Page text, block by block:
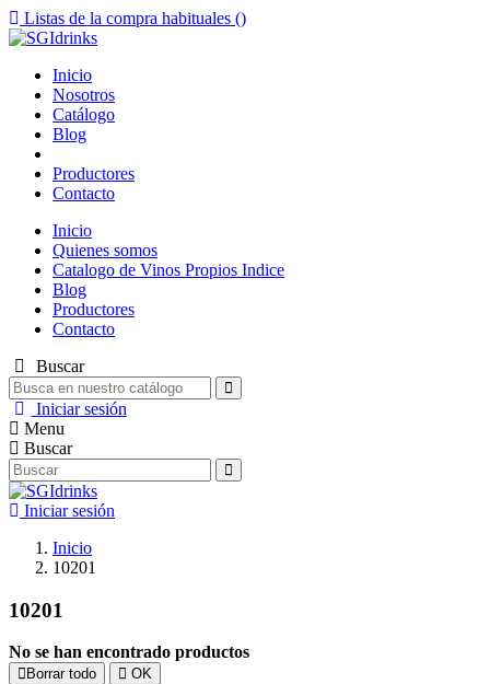
Listas de la compra habituales ()
Inicio
Nosotros
Catálogo
Blog
Productores
Contacto
Inicio
Quienes somos
Catalogo de Vinos Propios Indice
Blog
Productores
Contacto
Buscar
Iniciar sesión
Menu
Buscar
Iniciar sesión
Inicio
10201
10201
No se han encontrado productos
Borrar todo OK